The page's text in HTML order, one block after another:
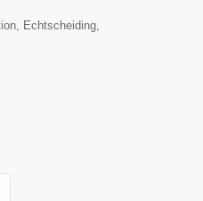
Echtscheiding,